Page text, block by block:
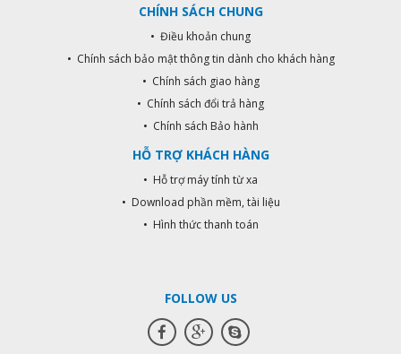
CHÍNH SÁCH CHUNG
• Điều khoản chung
• Chính sách bảo mật thông tin dành cho khách hàng
• Chính sách giao hàng
• Chính sách đổi trả hàng
• Chính sách Bảo hành
HỖ TRỢ KHÁCH HÀNG
• Hỗ trợ máy tính từ xa
• Download phần mềm, tài liệu
• Hình thức thanh toán
FOLLOW US